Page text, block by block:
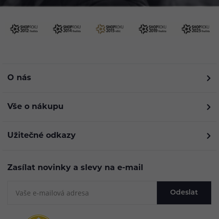
O nás
Vše o nákupu
Užitečné odkazy
Zasílat novinky a slevy na e-mail
Odeslat